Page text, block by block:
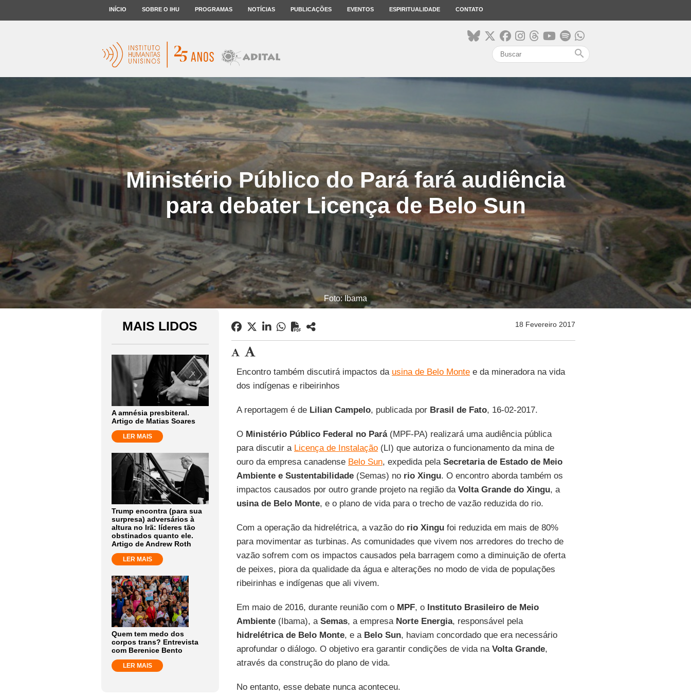
INÍCIO SOBRE O IHU PROGRAMAS NOTÍCIAS PUBLICAÇÕES EVENTOS ESPIRITUALIDADE CONTATO
search
Ministério Público do Pará fará audiência
para debater Licença de Belo Sun
Foto: Ibama
MAIS LIDOS
A amnésia presbiteral.
Artigo de Matias Soares
LER MAIS
Trump encontra (para sua
surpresa) adversários à
altura no Irã: líderes tão
obstinados quanto ele.
Artigo de Andrew Roth
LER MAIS
Quem tem medo dos
corpos trans? Entrevista
com Berenice Bento
LER MAIS
18 Fevereiro 2017
Encontro também discutirá impactos da usina de Belo Montee da mineradora na vida
dos indígenas e ribeirinhos
A reportagem é de Lilian Campelo, publicada por Brasil de Fato, 16-02-2017.
O Ministério Público Federal no Pará(MPF-PA) realizará uma audiência pública
para discutir a Licença de Instalação(LI) que autoriza o funcionamento da mina de
ouro da empresa canadense Belo Sun, expedida pela Secretaria de Estado de Meio
Ambiente e Sustentabilidade(Semas) no rio Xingu. O encontro aborda também os
impactos causados por outro grande projeto na região da Volta Grande do Xingu, a
usina de Belo Monte, e o plano de vida para o trecho de vazão reduzida do rio.
Com a operação da hidrelétrica, a vazão do rio Xingufoi reduzida em mais de 80%
para movimentar as turbinas. As comunidades que vivem nos arredores do trecho de
vazão sofrem com os impactos causados pela barragem como a diminuição de oferta
de peixes, piora da qualidade da água e alterações no modo de vida de populações
ribeirinhas e indígenas que ali vivem.
Em maio de 2016, durante reunião com o MPF, o Instituto Brasileiro de Meio
Ambiente(Ibama), a Semas, a empresa Norte Energia, responsável pela
hidrelétrica de Belo Monte, e a Belo Sun, haviam concordado que era necessário
aprofundar o diálogo. O objetivo era garantir condições de vida na Volta Grande,
através da construção do plano de vida.
No entanto, esse debate nunca aconteceu.